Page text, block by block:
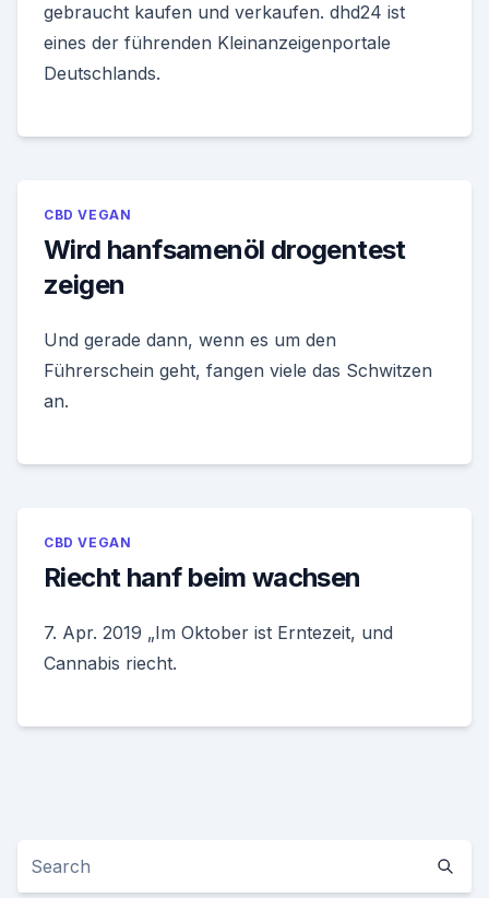
gebraucht kaufen und verkaufen. dhd24 ist
eines der führenden Kleinanzeigenportale
Deutschlands.
CBD VEGAN
Wird hanfsamenöl drogentest
zeigen
Und gerade dann, wenn es um den
Führerschein geht, fangen viele das Schwitzen
an.
CBD VEGAN
Riecht hanf beim wachsen
7. Apr. 2019 „Im Oktober ist Erntezeit, und
Cannabis riecht.